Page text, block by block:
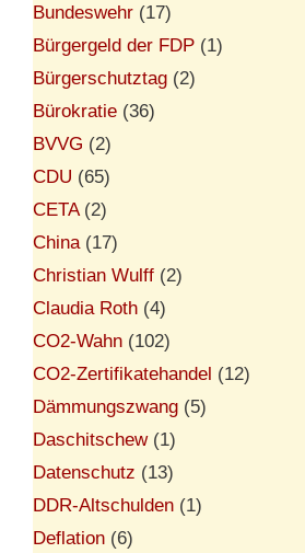
Bundeswehr (17)
Bürgergeld der FDP (1)
Bürgerschutztag (2)
Bürokratie (36)
BVVG (2)
CDU (65)
CETA(2)
China(17)
Christian Wulff (2)
Claudia Roth (4)
CO2-Wahn (102)
CO2-Zertifikatehandel (12)
Dämmungszwang (5)
Daschitschew(1)
Datenschutz (13)
DDR-Altschulden (1)
Deflation (6)